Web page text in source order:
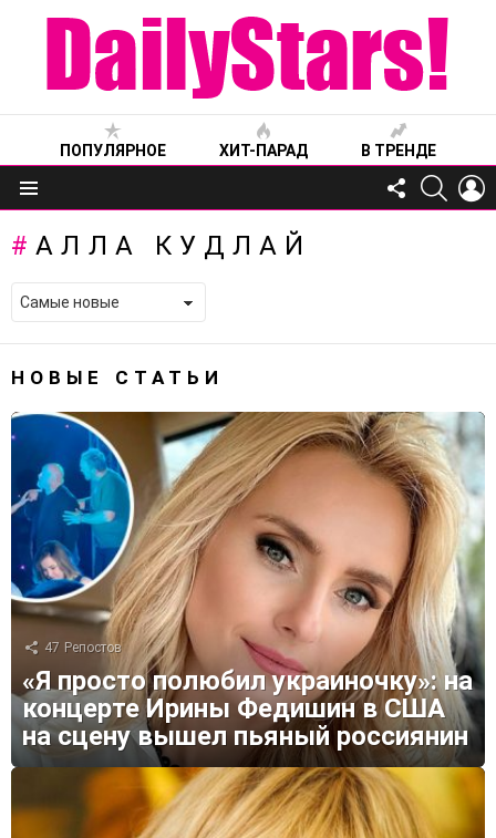
ПОПУЛЯРНОЕ ХИТ-ПАРАД В ТРЕНДЕ
Меню
FOLLOW
US
АЛЛА КУДЛАЙ
НОВЫЕ СТАТЬИ
47 Репостов
«Я просто полюбил украиночку»: на
концерте Ирины Федишин в США
на сцену вышел пьяный россиянин